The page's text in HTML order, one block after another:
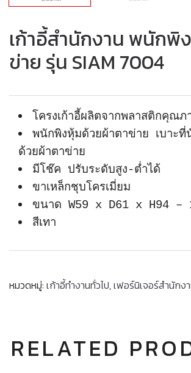
เก้าอี้สำนักงาน พนักพิ
ข่าย รุ่น SIAM 7004
โครงเก้าอี้ผลิตจากพลาสติกคุณภ
พนักพิงหุ้มด้วยผ้าตาข่าย เบาะที่
ด้วยผ้าตาข่าย
มีโช๊ค ปรับระดับสูง-ต่ำได้
ขาเหล็กชุบโครเมี่ยม
ขนาด W59 x D61 x H94 –
สีเทา
หมวดหมู่: เก้าอี้ทำงานทั่วไป,เฟอร์นิเจอร์สำนักง
RELATED